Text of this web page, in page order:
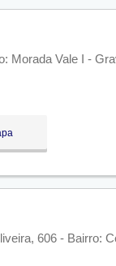
Morada Vale I -
606 - Bairro: